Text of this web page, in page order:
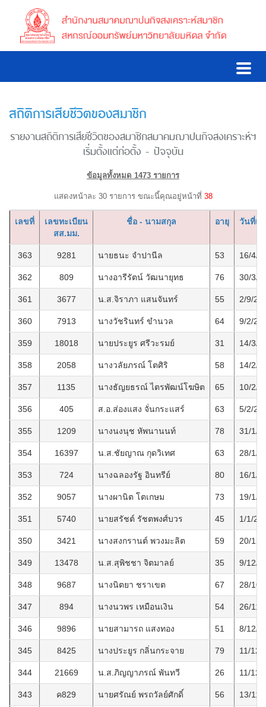
สถิติการเสียชีวิตของสมาชิก
รายงานสถิติการเสียชีวิตของสมาชิกสมาคมฌาปนกิจสงเคราะห์ฯ
เริ่มตั้งแต่ก่อตั้ง - ปัจจุบัน
ข้อมูลทั้งหมด 1473 รายการ
แสดงหน้าละ 30 รายการ ขณะนี้คุณอยู่หน้าที่ 38
เลขที่
เลขทะเบียน
สส.มม.
ชื่อ - นามสกุล อายุ วันที่เ
363 9281 นายธนะ จำปานีล 53 16/4/
362 809 นางอารีรัตน์ วัฒนายุทธ 76 30/3/
361 3677 น.ส.จิราภา แสนจันทร์ 55 2/9/
360 7913 นางวัชรินทร์ ขำนวล 64 9/2/
359 18018 นายประยูร ศรีวะรมย์ 31 14/3/
358 2058 นางวลัยภรณ์ โตศิริ 58 14/2/
357 1135 นางธัญยธรณ์ ไตรพัฒน์โฆษิต 65 10/2/
356 405 ส.อ.ส่องแสง จั่นกระแสร์ 63 5/2/
355 1209 นางนงนุช หัพนานนท์ 78 31/1/
354 16397 น.ส.ชัยญาณ กุดวิเทศ 63 28/1/
353 724 นางฉลองรัฐ อินทรีย์ 80 16/1/
352 9057 นางผานิต โตเกษม 73 19/1/
351 5740 นายสรัชต์ รัชตพงศ์บวร 45 1/1/
350 3421 นางสงกรานต์ พวงมะลิต 59 20/12/
349 13478 น.ส.สุพิชชา จิตมาลย์ 35 9/12/
348 9687 นางนิตยา ชราเขต 67 28/10/
347 894 นางนวพร เหมือนเงิน 54 26/11/
346 9896 นายสามารถ แสงทอง 51 8/12/
345 8425 นางประยูร กลิ่นกระจาย 79 11/12/
344 21669 น.ส.ภิญญาภรณ์ พันทวี 26 11/12/
343 ค829 นายศรัณย์ พรถวัลย์ศักดิ์ 56 13/11/